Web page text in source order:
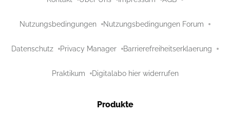
Nutzungsbedingungen Nutzungsbedingungen Forum
Datenschutz Privacy Manager Barrierefreiheitserklaerung
Praktikum Digitalabo hier widerrufen
Produkte